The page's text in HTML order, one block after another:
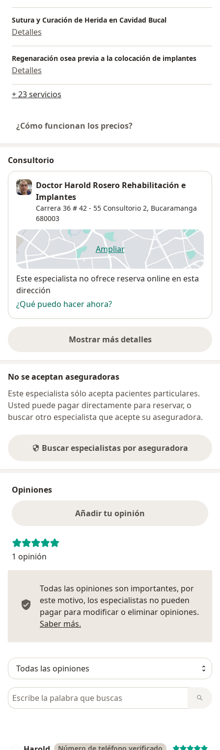
Sutura y Curación de Herida en Cavidad Bucal
Detalles
Regenaración osea previa a la colocación de implantes
Detalles
+ 23 servicios
¿Cómo funcionan los precios?
Consultorio
Doctor Harold Rosero Rehabilitación e
Implantes
Carrera 36 # 42 - 55 Consultorio 2, Bucaramanga
680003
Ampliarse abre en una nueva
Disponibilidad
Este especialista no ofrece reserva online en esta
dirección
¿Qué puedo hacer ahora?
Mostrar más detalles
sobre la dirección
No se aceptan aseguradoras
Este especialista sólo acepta pacientes particulares.
Usted puede pagar directamente para reservar, o
buscar otro especialista que acepte su aseguradora.
Buscar especialistas por aseguradora
Opiniones
Añadir tu opinión
1 opinión
Todas las opiniones son importantes, por
este motivo, los especialistas no pueden
pagar para modificar o eliminar opiniones.
Saber más.
Busca en opiniones